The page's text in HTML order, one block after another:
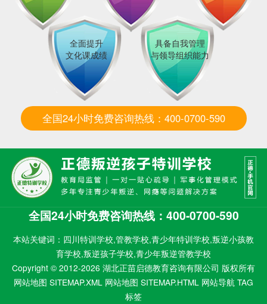
全面提升
文化课成绩
具备自我管理
与领导组织能力
全国24小时免费咨询热线：400-0700-590
全国24小时免费咨询热线：400-0700-590
本站关键词：四川特训学校,管教学校,青少年特训学校,叛逆小孩教
育学校,叛逆孩子学校,青少年叛逆管教学校
Copyright © 2012-2026 湖北正苗启德教育咨询有限公司 版权所有
网站地图 SITEMAP.XML 网站地图 SITEMAP.HTML 网站导航 TAG
标签